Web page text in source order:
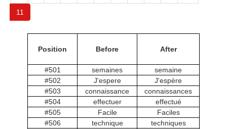
11
Position Before After
#501 semaines
semaine
#502
J'espere
J'espère
#503
connaissance
connaissances
#504
effectuer
effectué
#505
Facile
Faciles
#506
technique
techniques